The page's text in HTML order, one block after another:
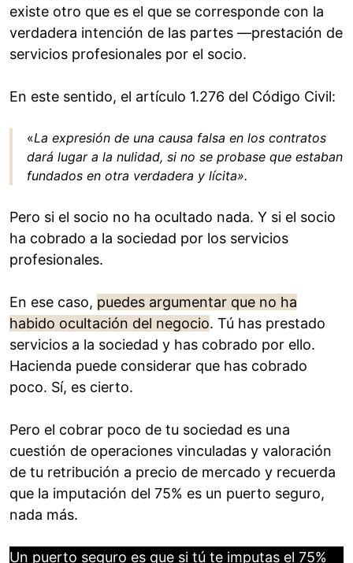
existe otro que es el que se corresponde con la
verdadera intención de las partes —prestación de
servicios profesionales por el socio.
En este sentido, el artículo 1.276 del Código Civil:
«La expresión de una causa falsa en los contratos
dará lugar a la nulidad, si no se probase que estaban
fundados en otra verdadera y lícita».
Pero si el socio no ha ocultado nada. Y si el socio
ha cobrado a la sociedad por los servicios
profesionales.
En ese caso, puedes argumentar que no ha
habido ocultación del negocio. Tú has prestado
servicios a la sociedad y has cobrado por ello.
Hacienda puede considerar que has cobrado
poco. Sí, es cierto.
Pero el cobrar poco de tu sociedad es una
cuestión de operaciones vinculadas y valoración
de tu retribución a precio de mercado y recuerda
que la imputación del 75% es un puerto seguro,
nada más.
Un puerto seguro es que si tú te imputas el 75%